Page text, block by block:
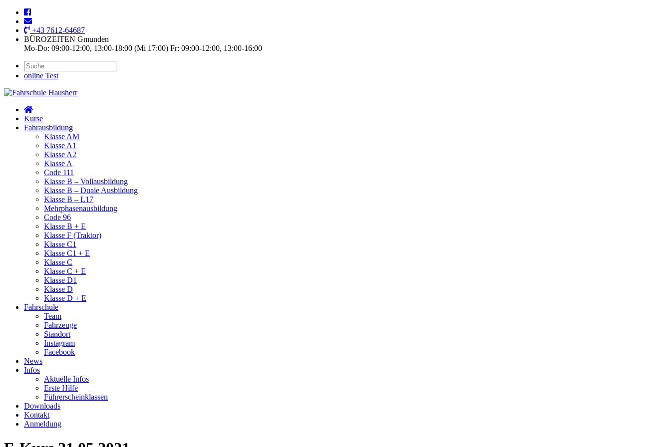
+43 7612-64687
BÜROZEITEN Gmunden
Mo-Do: 09:00-12:00, 13:00-18:00 (Mi 17:00) Fr: 09:00-12:00, 13:00-16:00
online Test
Kurse
Fahrausbildung
Klasse AM
Klasse A1
Klasse A2
Klasse A
Code 111
Klasse B – Vollausbildung
Klasse B – Duale Ausbildung
Klasse B – L17
Mehrphasenausbildung
Code 96
Klasse B + E
Klasse F (Traktor)
Klasse C1
Klasse C1 + E
Klasse C
Klasse C + E
Klasse D1
Klasse D
Klasse D + E
Fahrschule
Team
Fahrzeuge
Standort
Instagram
Facebook
News
Infos
Aktuelle Infos
Erste Hilfe
Führerscheinklassen
Downloads
Kontakt
Anmeldung